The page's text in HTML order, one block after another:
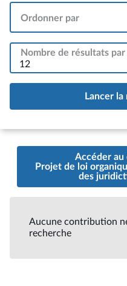
Ordonner par
Nombre de résultats par
12
Lancer
Accéder au
Projet de loi
des
Aucune contribution
recherche